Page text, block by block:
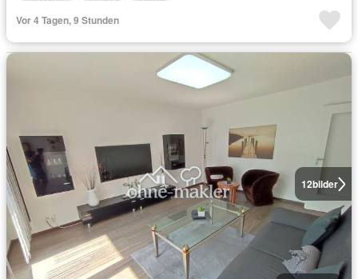
Vor 4 Tagen, 9 Stunden
12bilder